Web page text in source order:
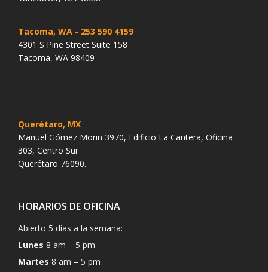
Tacoma, WA - 253 590 4159
4301 S Pine Street Suite 158
Tacoma, WA 98409
Querétaro, MX
Manuel Gómez Morin 3970, Edificio La Cantera, Oficina
303, Centro Sur
Querétaro 76090.
HORARIOS DE OFICINA
Abierto 5 días a la semana:
Lunes 8 am – 5 pm
Martes 8 am – 5 pm